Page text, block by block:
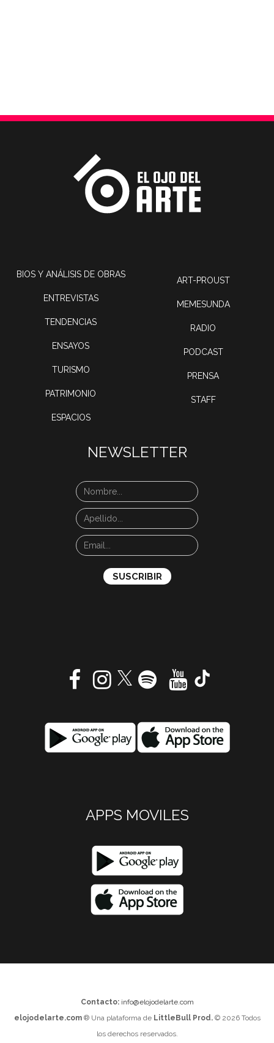
BIOS Y ANÁLISIS DE OBRAS
ENTREVISTAS
TENDENCIAS
ENSAYOS
TURISMO
PATRIMONIO
ESPACIOS
ART-PROUST
MEMESUNDA
RADIO
PODCAST
PRENSA
STAFF
NEWSLETTER
APPS MOVILES
Contacto: info@elojodelarte.com
elojodelarte.com® Una plataforma de LittleBull Prod.© 2026 Todos
los derechos reservados.